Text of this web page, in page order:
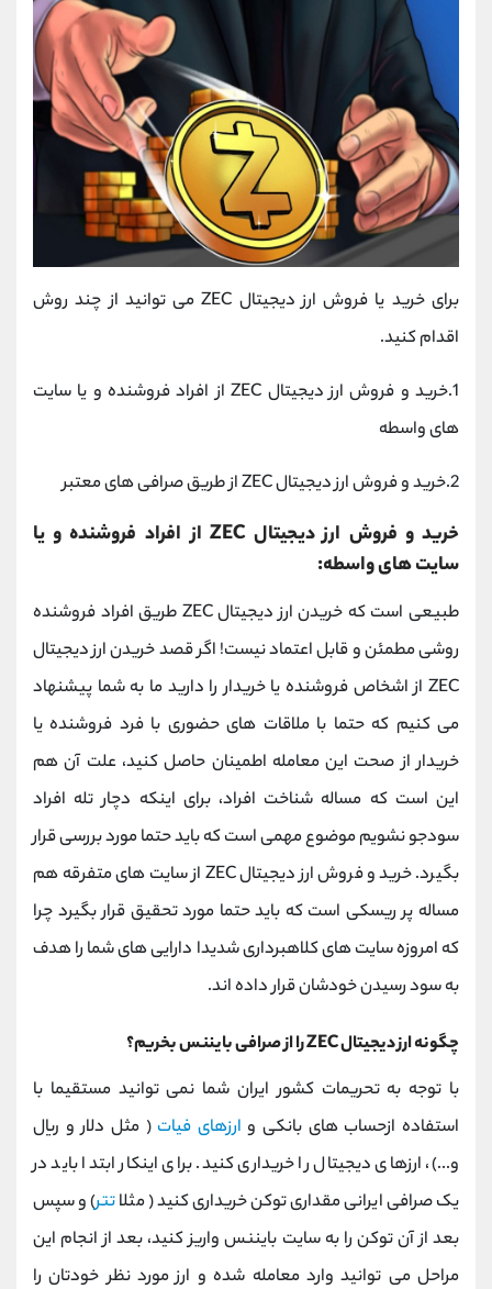
برای خرید یا فروش ارز دیجیتال ZEC می توانید از چند روش
اقدام کنید.
1.خرید و فروش ارز دیجیتال ZEC از افراد فروشنده و یا سایت
های واسطه
2.خرید و فروش ارز دیجیتال ZEC از طریق صرافی های معتبر
خرید و فروش ارز دیجیتال ZEC از افراد فروشنده و یا
سایت های واسطه:
طبیعی است که خریدن ارز دیجیتال ZEC طریق افراد فروشنده
روشی مطمئن و قابل اعتماد نیست! اگر قصد خریدن ارز دیجیتال
ZEC از اشخاص فروشنده یا خریدار را دارید ما به شما پیشنهاد
می کنیم که حتما با ملاقات های حضوری با فرد فروشنده یا
خریدار از صحت این معامله اطمینان حاصل کنید، علت آن هم
این است که مساله شناخت افراد، برای اینکه دچار تله افراد
سودجو نشویم موضوع مهمی است که باید حتما مورد بررسی قرار
بگیرد. خرید و فروش ارز دیجیتال ZEC از سایت های متفرقه هم
مساله پر ریسکی است که باید حتما مورد تحقیق قرار بگیرد چرا
که امروزه سایت های کلاهبرداری شدیدا دارایی های شما را هدف
به سود رسیدن خودشان قرار داده اند.
چگونه ارز دیجیتال ZEC را از صرافی بایننس بخریم؟
با توجه به تحریمات کشور ایران شما نمی توانید مستقیما با
استفاده ازحساب های بانکی و ارزهای فیات ( مثل دلار و ریال
و...)، ارزهای دیجیتال را خریداری کنید. برای اینکار ابتدا باید در
یک صرافی ایرانی مقداری توکن خریداری کنید ( مثلاتتر) و سپس
بعد از آن توکن را به سایت بایننس واریز کنید، بعد از انجام این
مراحل می توانید وارد معامله شده و ارز مورد نظر خودتان را